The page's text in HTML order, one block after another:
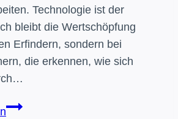
Technologie ist der
bleibt die Wertschöpfung
Erfindern, sondern bei
die erkennen, wie sich
Von